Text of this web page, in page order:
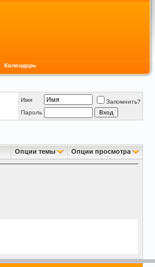
Календарь
Имя
Запомнить?
Пароль
Опции темы Опции просмотра